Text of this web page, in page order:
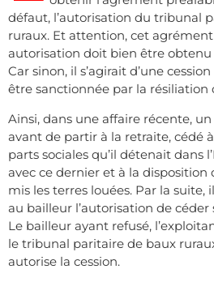
défaut, l’autorisation du tribunal
ruraux. Et attention, cet
autorisation doit bien être obtenu
Car sinon, il s’agirait d’une
être sanctionnée par la résiliation
Ainsi, dans une affaire récente,
avant de partir à la retraite, cédé
parts sociales qu’il détenait dans
avec ce dernier et à la disposition
mis les terres louées. Par la suite,
au bailleur l’autorisation de céder
Le bailleur ayant refusé,
le tribunal paritaire de baux
autorise la cession.